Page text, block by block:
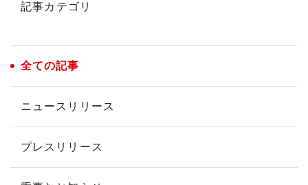
記事カテゴリ
全ての記事
ニュースリリース
プレスリリース